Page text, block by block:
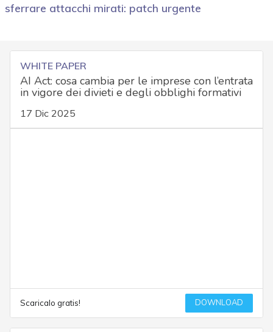
sferrare attacchi mirati: patch urgente
WHITE PAPER
AI Act: cosa cambia per le imprese con l’entrata
in vigore dei divieti e degli obblighi formativi
17 Dic 2025
Scaricalo gratis! DOWNLOAD